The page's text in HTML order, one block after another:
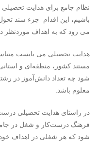
نظام جامع برای هدایت تحصیلی
باشیم، این اقدام جزء سند
می رود که به اهداف موردنظر
هدایت تحصیلی می بایست
مستند کشور، منطقه‌ای و
شود چه تعداد دانش‌آموز در
معلوم باشد.
در راستای هدایت تحصیلی
فرهنگ درست‌کار و شغل در
شود که هر شغلی در اهداف خود